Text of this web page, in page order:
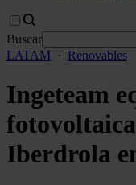
Buscar
LATAM · Renovables
Ingeteam
Iberdrola